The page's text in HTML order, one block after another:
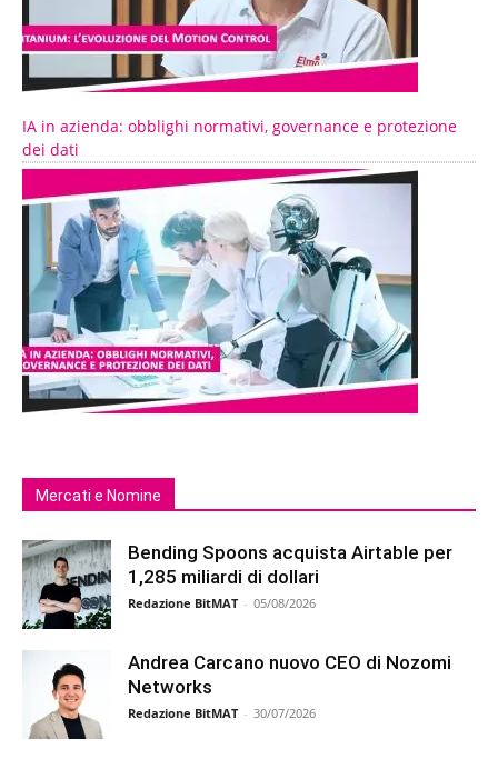
IA in azienda: obblighi normativi, governance e protezione
dei dati
Mercati e Nomine
Bending Spoons acquista Airtable per
1,285 miliardi di dollari
Redazione BitMAT - 05/08/2026
Andrea Carcano nuovo CEO di Nozomi
Networks
Redazione BitMAT - 30/07/2026